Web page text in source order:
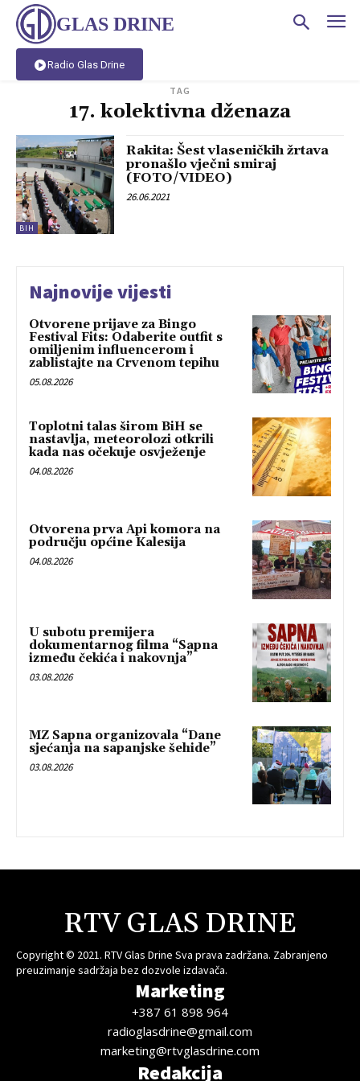
GLAS DRINE
Radio Glas Drine
TAG
17. kolektivna dženaza
BIH
Rakita: Šest vlaseničkih žrtava
pronašlo vječni smiraj
(FOTO/VIDEO)
26.06.2021
Najnovije vijesti
Otvorene prijave za Bingo
Festival Fits: Odaberite outfit s
omiljenim influencerom i
zablistajte na Crvenom tepihu
05.08.2026
Toplotni talas širom BiH se
nastavlja, meteorolozi otkrili
kada nas očekuje osvježenje
04.08.2026
Otvorena prva Api komora na
području općine Kalesija
04.08.2026
U subotu premijera
dokumentarnog filma “Sapna
između čekića i nakovnja”
03.08.2026
MZ Sapna organizovala “Dane
sjećanja na sapanjske šehide”
03.08.2026
RTV GLAS DRINE
Copyright © 2021. RTV Glas Drine Sva prava zadržana. Zabranjeno
preuzimanje sadržaja bez dozvole izdavača.
Marketing
+387 61 898 964
radioglasdrine@gmail.com
marketing@rtvglasdrine.com
Redakcija